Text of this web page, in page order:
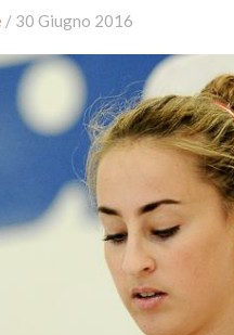
/ 30 Giugno 2016